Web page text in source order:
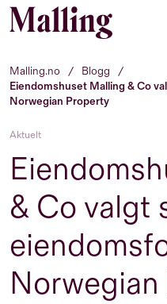
Hopp til innhold
Malling.no / Blogg
/
Eiendomshuset Malling & Co
Norwegian Property
Aktuelt
& Co valgt